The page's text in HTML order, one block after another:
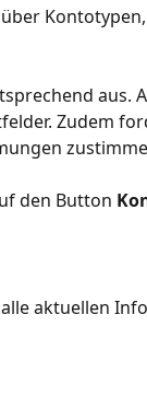
aus.
Zudem
den Button
aktuellen